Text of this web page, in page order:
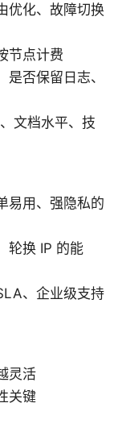
优化、故障切换
节点计费
否保留日志、
文档水平、技
易用、强隐私的
轮换 IP 的能
、企业级支持
灵活
关键